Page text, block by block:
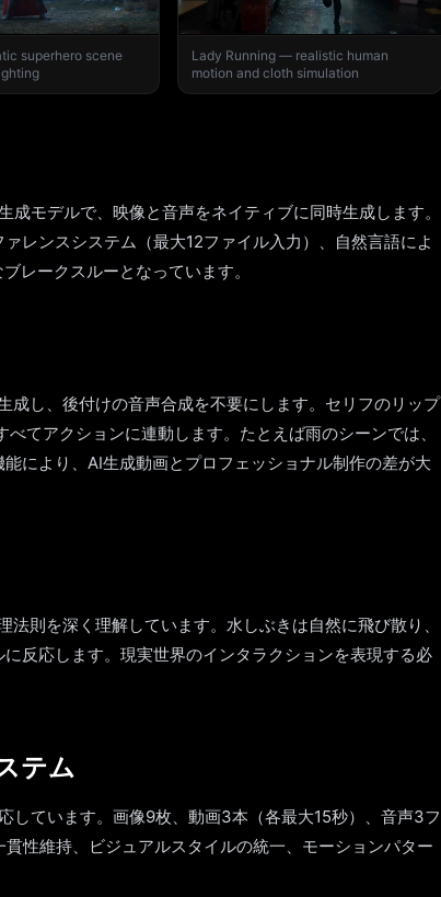
superhero scene
Lady Running — realistic human
motion and cloth simulation
モデルで、映像と音声をネイティブに同時生成します。
レンスシステム（最大12ファイル入力）、自然言語によ
レークスルーとなっています。
し、後付けの音声合成を不要にします。セリフのリップ
てアクションに連動します。たとえば雨のシーンでは、
により、AI生成動画とプロフェッショナル制作の差が大
則を深く理解しています。水しぶきは自然に飛び散り、
反応します。現実世界のインタラクションを表現する必
テム
しています。画像9枚、動画3本（各最大15秒）、音声3フ
性維持、ビジュアルスタイルの統一、モーションパター